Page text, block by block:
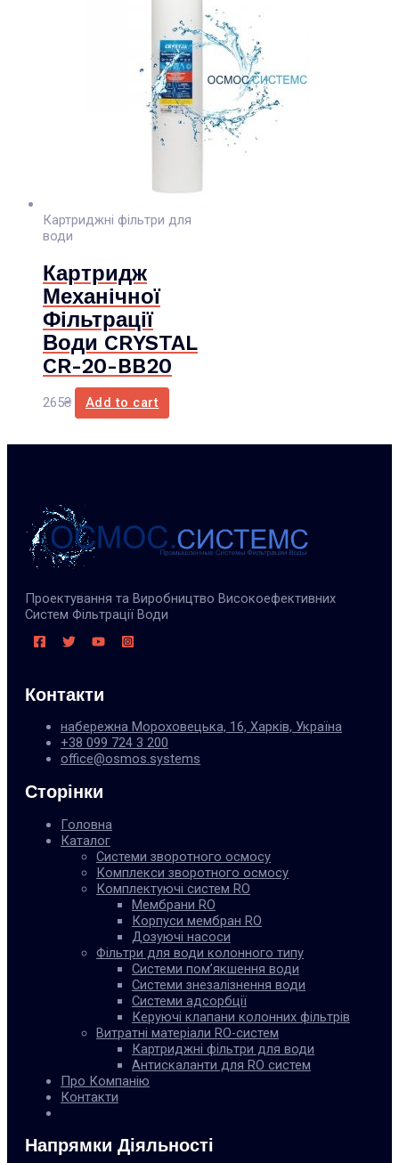
Картриджні фільтри для
води
Картридж
Механічної
Фільтрації
Води CRYSTAL
CR-20-BB20
265₴ Add to cart
Проектування та Виробництво Високоефективних
Систем Фільтрації Води
Контакти
набережна Мороховецька, 16, Харків, Україна
+38 099 724 3 200
office@osmos.systems
Сторінки
Головна
Каталог
Системи зворотного осмосу
Комплекси зворотного осмосу
Комплектуючі систем RO
Мембрани RO
Корпуси мембран RO
Дозуючі насоси
Фільтри для води колонного типу
Системи пом’якшення води
Системи знезалізнення води
Системи адсорбції
Керуючі клапани колонних фільтрів
Витратні матеріали RO-систем
Картриджні фільтри для води
Антискаланти для RO систем
Про Компанію
Контакти
Напрямки Діяльності